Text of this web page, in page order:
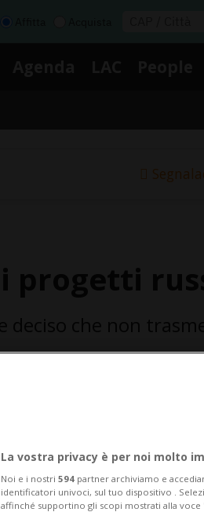
La vostra privacy è per noi molto
Noi e i nostri 594 partner archiviamo e
identificatori univoci, sul tuo dispositivo .
affinché supportino gli scopi mostrati alla